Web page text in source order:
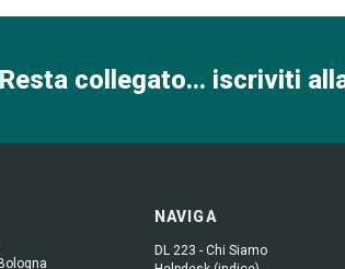
Resta collegato... iscriviti
NAVIGA
DL 223 - Chi Siamo